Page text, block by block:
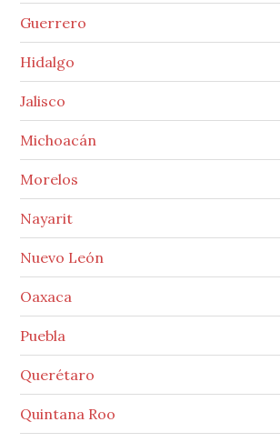
Guerrero
Hidalgo
Jalisco
Michoacán
Morelos
Nayarit
Nuevo León
Oaxaca
Puebla
Querétaro
Quintana Roo